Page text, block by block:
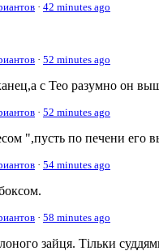
· 42 minutes ago
· 52 minutes ago
с Тео разумно он
· 52 minutes ago
",пусть по печени его
· 54 minutes ago
· 58 minutes ago
зайця. Тільки